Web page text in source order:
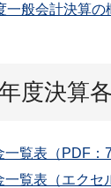
一般会計決算の
度決算
覧表（PDF：
覧表（エクセ